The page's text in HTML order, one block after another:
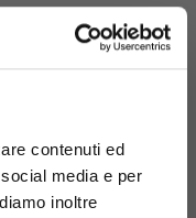
contenuti ed
media e per
inoltre